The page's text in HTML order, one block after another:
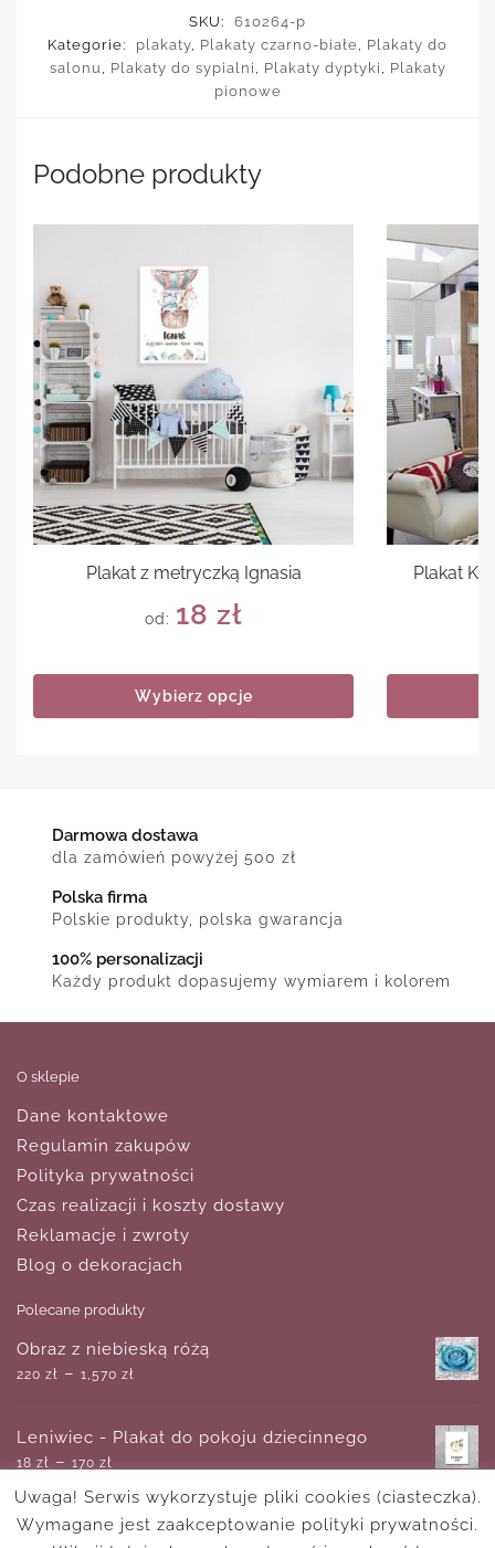
SKU:
610264-p
Kategorie:
plakaty, Plakaty czarno-białe, Plakaty do
salonu , Plakaty do sypialni , Plakaty dyptyki , Plakaty
pionowe
Podobne produkty
Plakat z metryczką Ignasia
od: 18 zł
Wybierz opcje
Plakat
Darmowa dostawa
dla zamówień powyżej 500 zł
Polska firma
Polskie produkty, polska gwarancja
100% personalizacji
Każdy produkt dopasujemy wymiarem i kolorem
O sklepie
Dane kontaktowe
Regulamin zakupów
Polityka prywatności
Czas realizacji i koszty dostawy
Reklamacje i zwroty
Blog o dekoracjach
Polecane produkty
Obraz z niebieską różą
220 zł – 1,570 zł
Leniwiec - Plakat do pokoju dziecinnego
18 zł – 170 zł
Tryptyk z mostem Golden Gate
Uwaga! Serwis wykorzystuje pliki cookies (ciasteczka).
Wymagane jest zaakceptowanie polityki prywatności.